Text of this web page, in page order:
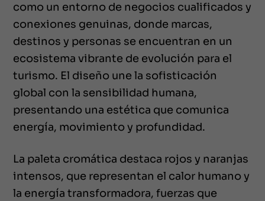
como un entorno de negocios cualificados y
conexiones genuinas, donde marcas,
destinos y personas se encuentran en un
ecosistema vibrante de evolución para el
turismo. El diseño une la sofisticación
global con la sensibilidad humana,
presentando una estética que comunica
energía, movimiento y profundidad.
La paleta cromática destaca rojos y naranjas
intensos, que representan el calor humano y
la energía transformadora, fuerzas que